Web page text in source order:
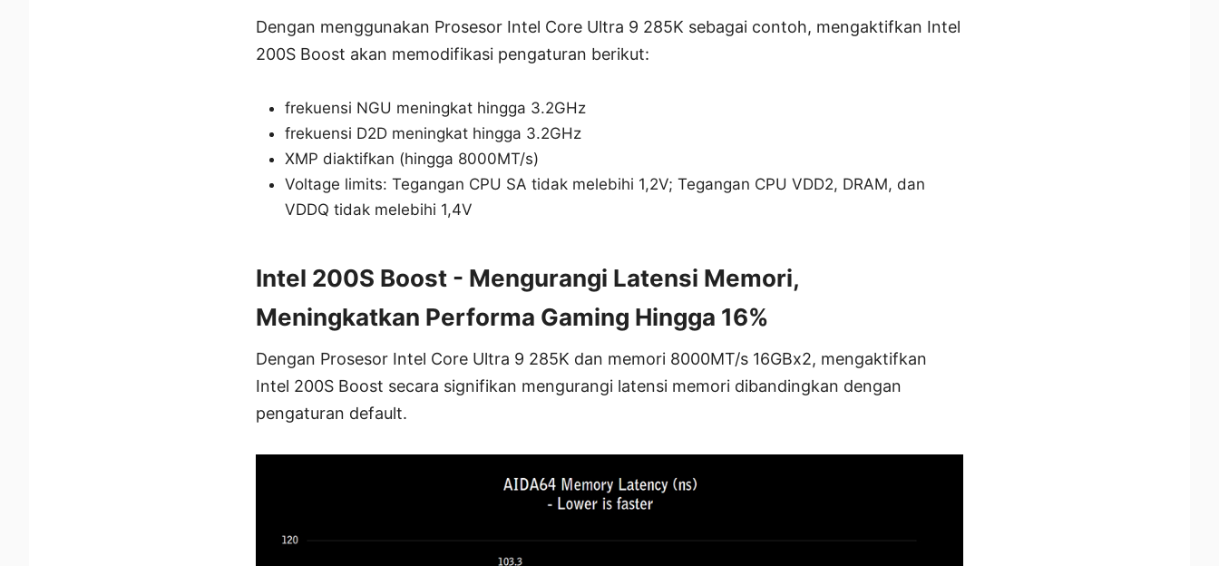
Dengan menggunakan Prosesor Intel Core Ultra 9 285K sebagai contoh, mengaktifkan Intel
200S Boost akan memodifikasi pengaturan berikut:
frekuensi NGU meningkat hingga 3.2GHz
frekuensi D2D meningkat hingga 3.2GHz
XMP diaktifkan (hingga 8000MT/s)
Voltage limits: Tegangan CPU SA tidak melebihi 1,2V; Tegangan CPU VDD2, DRAM, dan
VDDQ tidak melebihi 1,4V
Intel 200S Boost - Mengurangi Latensi Memori,
Meningkatkan Performa Gaming Hingga 16%
Dengan Prosesor Intel Core Ultra 9 285K dan memori 8000MT/s 16GBx2, mengaktifkan
Intel 200S Boost secara signifikan mengurangi latensi memori dibandingkan dengan
pengaturan default.